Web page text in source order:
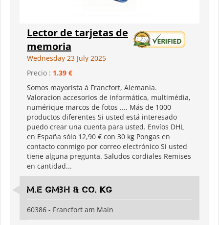
Lector de tarjetas de
memoria
Wednesday 23 July 2025
Precio : 1.39 €
Somos mayorista à Francfort, Alemania.
Valoracion accesorios de informática, multimédia,
numérique marcos de fotos .... Más de 1000
productos diferentes Si usted está interesado
puedo crear una cuenta para usted. Envíos DHL
en España sólo 12,90 € con 30 kg Pongas en
contacto conmigo por correo electrónico Si usted
tiene alguna pregunta. Saludos cordiales Remises
en cantidad...
M.E GmbH & Co. KG
60386 - Francfort am Main